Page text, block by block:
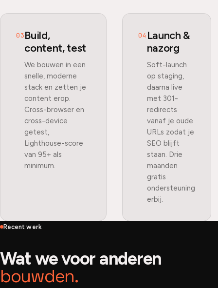
03Build,
content, test
We bouwen in een
snelle, moderne
stack en zetten je
content erop.
Cross-browser en
cross-device
getest,
Lighthouse-score
van 95+ als
minimum.
04 Launch &
nazorg
Soft-launch
op staging,
daarna live
met 301-
redirects
vanaf je oude
URLs zodat je
SEO blijft
staan. Drie
maanden
gratis
ondersteuning
erbij.
Recent werk
Wat we voor anderen
bouwden.